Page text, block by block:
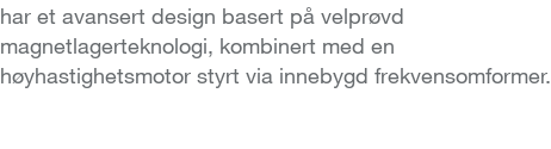
har et avansert design basert på velprøvd
magnetlagerteknologi, kombinert med en
høyhastighetsmotor styrt via innebygd frekvensomformer.